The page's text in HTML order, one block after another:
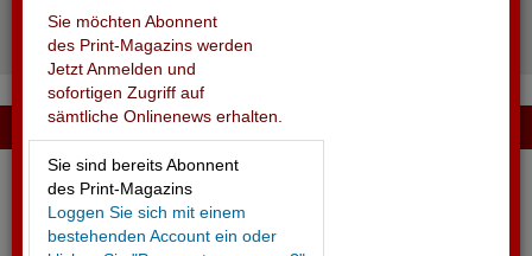
Sie möchten Abonnent
des Print-Magazins werden
Jetzt Anmelden und
sofortigen Zugriff auf
sämtliche Onlinenews erhalten.
Sie sind bereits Abonnent
des Print-Magazins
Loggen Sie sich mit einem
bestehenden Account ein oder
Passwort vergessen?
Noch nicht registriert?
28.06.2026 - OPENAIR ST.GALLEN
2026 mit insgesamt 105'000 Besuchern